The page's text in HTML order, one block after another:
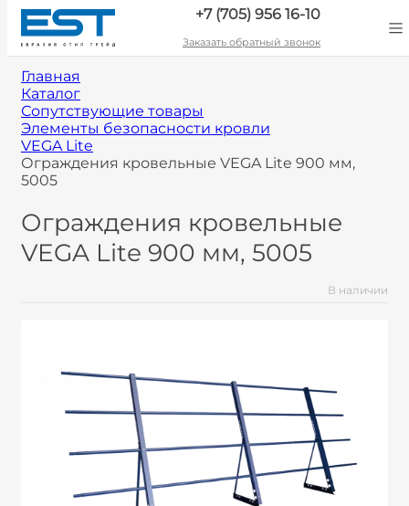
+7 (705) 956 16-10
Заказать обратный звонок
Главная
Каталог
Сопутствующие товары
Элементы безопасности кровли
VEGA Lite
Ограждения кровельные VEGA Lite 900 мм,
5005
Ограждения кровельные
VEGA Lite 900 мм, 5005
В наличии